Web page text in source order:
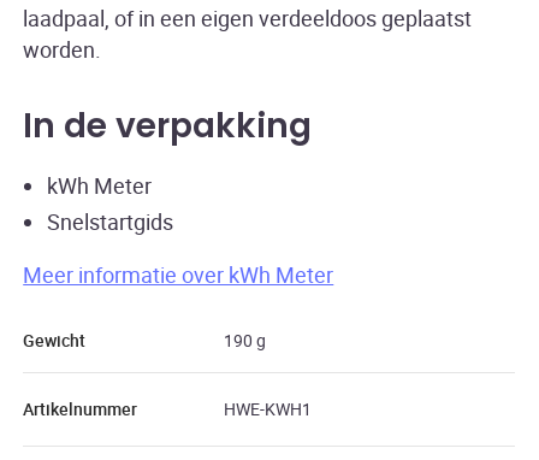
laadpaal, of in een eigen verdeeldoos geplaatst
worden.
In de verpakking
kWh Meter
Snelstartgids
Meer informatie over kWh Meter
Gewicht 190 g
Artikelnummer HWE-KWH1